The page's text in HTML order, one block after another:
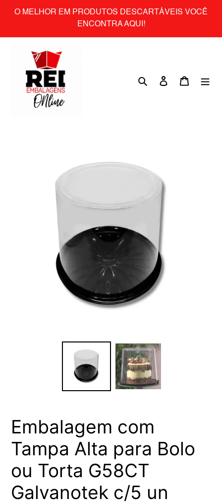
O MELHOR EM PRODUTOS DESCARTÁVEIS VOCÊ
ENCONTRA AQUI!
Search Log in Cart
Embalagem com
Tampa Alta para Bolo
ou Torta G58CT
Galvanotek c/5 un